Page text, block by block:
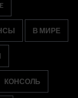
В МИРЕ
КОНСОЛЬ